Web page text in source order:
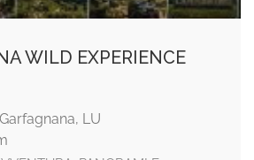
WILD EXPERIENCE
LU